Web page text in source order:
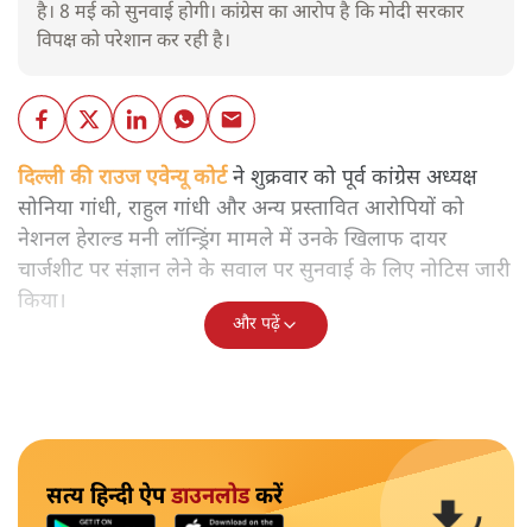
है। 8 मई को सुनवाई होगी। कांग्रेस का आरोप है कि मोदी सरकार
विपक्ष को परेशान कर रही है।
दिल्ली की राउज एवेन्यू कोर्टने शुक्रवार को पूर्व कांग्रेस अध्यक्ष
सोनिया गांधी, राहुल गांधी और अन्य प्रस्तावित आरोपियों को
नेशनल हेराल्ड मनी लॉन्ड्रिंग मामले में उनके खिलाफ दायर
चार्जशीट पर संज्ञान लेने के सवाल पर सुनवाई के लिए नोटिस जारी
किया।
और पढ़ें
सत्य हिन्दी ऐपडाउनलोडकरें